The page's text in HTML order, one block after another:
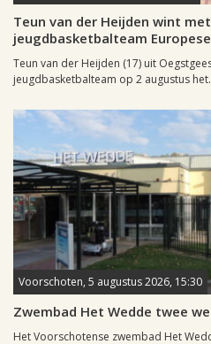
Teun van der Heijden wint
jeugdbasketbalteam
Teun van der Heijden (17) uit
jeugdbasketbalteam op 2 augustus
Voorschoten, 5 augustus 2026, 15:30
Zwembad Het Wedde twee
Het Voorschotense zwembad Het